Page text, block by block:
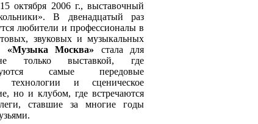
октября 2006 г., выставочный
В двенадцатый раз
любители и профессионалы в
звуковых и музыкальных
«Музыка Москва» стала для
только выставкой, где
самые передовые
технологии и сценическое
но и клубом, где встречаются
ставшие за многие годы